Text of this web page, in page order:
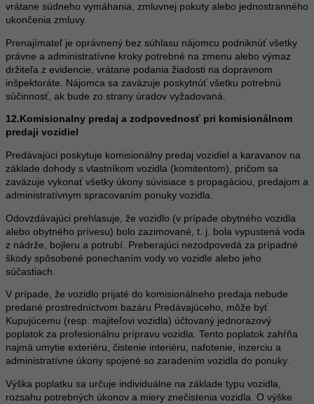
vrátane súdneho vymáhania, zmluvnej pokuty alebo jednostranného
ukončenia zmluvy.
Prenajímateľ je oprávnený bez súhlasu nájomcu podniknúť všetky
právne a administratívne kroky potrebné na zmenu alebo výmaz
držiteľa z evidencie, vrátane podania žiadosti na dopravnom
inšpektoráte. Nájomca sa zaväzuje poskytnúť všetku potrebnú
súčinnosť, ak bude zo strany úradov vyžadovaná.
12.Komisionalny predaj a zodpovednosť pri komisionálnom
predaji vozidiel
Predávajúci poskytuje komisionálny predaj vozidiel a karavanov na
základe dohody s vlastníkom vozidla (komitentom), pričom sa
zaväzuje vykonať všetky úkony súvisiace s propagáciou, predajom a
administratívnym spracovaním ponuky vozidla.
Odovzdávajúci prehlasuje, že vozidlo (v prípade obytného vozidla
alebo obytného prívesu) bolo zazimované, t. j. bola vypustená voda
z nádrže, bojleru a potrubí. Preberajúci nezodpovedá za prípadné
škody spôsobené ponechaním vody vo vozidle alebo jeho
súčastiach.
V prípade, že vozidlo prijaté do komisionálneho predaja nebude
predané prostredníctvom bazáru Predávajúceho, môže byť
Kupujúcemu (resp. majiteľovi vozidla) účtovaný jednorazový
poplatok za profesionálnu prípravu vozidla. Tento poplatok zahŕňa
najmä umytie exteriéru, čistenie interiéru, nafotenie, inzerciu a
administratívne úkony spojené so zaradením vozidla do ponuky.
Výška poplatku sa určuje individuálne na základe typu vozidla,
rozsahu potrebných úkonov a miery znečistenia vozidla. O výške